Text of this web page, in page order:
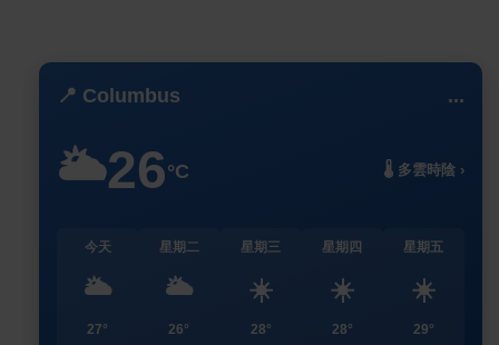
📍 Columbus ...
🌥️26°C 🌡️ 多雲時陰 ›
今天
🌥️
27°
星期二
🌥️
26°
星期三
☀️
28°
星期四
☀️
28°
星期五
☀️
29°